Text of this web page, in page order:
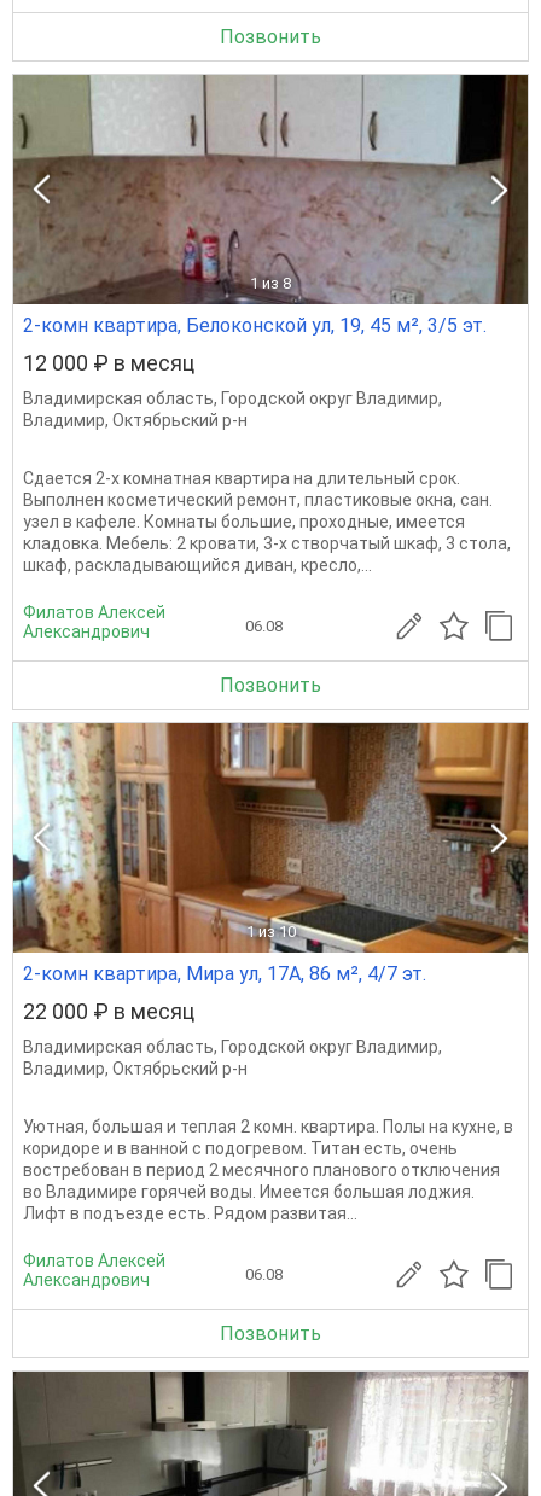
Позвонить
1 из 8
2-комн квартира, Белоконской ул, 19, 45 м², 3/5 эт.
12 000 ₽ в месяц
Владимирская область, Городской округ Владимир,
Владимир, Октябрьский р-н
Сдается 2-х комнатная квартира на длительный срок.
Выполнен косметический ремонт, пластиковые окна, сан.
узел в кафеле. Комнаты большие, проходные, имеется
кладовка. Мебель: 2 кровати, 3-х створчатый шкаф, 3 стола,
шкаф, раскладывающийся диван, кресло,...
Филатов Алексей
Александрович
06.08
Позвонить
1 из 10
2-комн квартира, Мира ул, 17А, 86 м², 4/7 эт.
22 000 ₽ в месяц
Владимирская область, Городской округ Владимир,
Владимир, Октябрьский р-н
Уютная, большая и теплая 2 комн. квартира. Полы на кухне, в
коридоре и в ванной с подогревом. Титан есть, очень
востребован в период 2 месячного планового отключения
во Владимире горячей воды. Имеется большая лоджия.
Лифт в подъезде есть. Рядом развитая...
Филатов Алексей
Александрович
06.08
Позвонить